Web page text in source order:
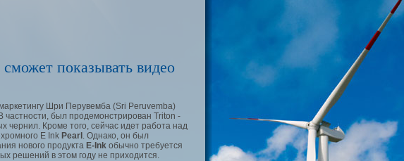
показывать видео
Шри Перувемба (Sri Peruvemba)
частности, был продемонстрирован Triton -
чернил. Кроме того, сейчас идет работа над
E Ink Pearl . Однако, он был
нового продукта E-Ink обычно требуется
решений в этом году не приходится.